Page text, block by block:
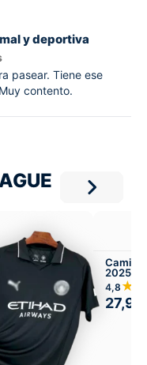
y deportiva
pasear. Tiene ese
contento.
2025-
4,8
27,99